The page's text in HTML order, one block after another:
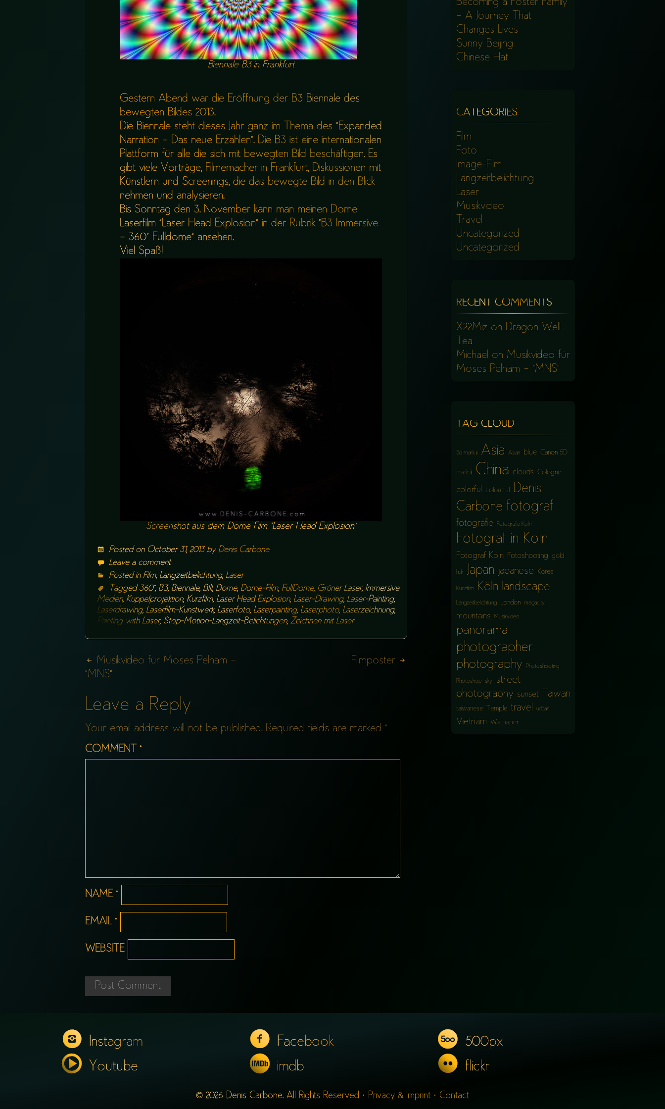
Biennale B3 in Frankfurt
Gestern Abend war die Eröffnung der B3 Biennale des
bewegten Bildes 2013.
Die Biennale steht dieses Jahr ganz im Thema des “Expanded
Narration – Das neue Erzählen”. Die B3 ist eine internationalen
Plattform für alle die sich mit bewegten Bild beschäftigen. Es
gibt viele Vorträge, Filmemacher in Frankfurt, Diskussionen mit
Künstlern und Screenings, die das bewegte Bild in den Blick
nehmen und analysieren.
Bis Sonntag den 3. November kann man meinen Dome
Laserfilm “Laser Head Explosion” in der Rubrik “B3 Immersive
– 360° Fulldome” ansehen.
Viel Spaß!
Screenshot aus dem Dome Film “Laser Head Explosion”
Posted on October 31, 2013 by Denis Carbone
Leave a comment
Posted in Film, Langzeitbelichtung, Laser
Tagged 360°, B3, Biennale, BIII, Dome, Dome-Film, FullDome, Grüner Laser, Immersive
Medien, Kuppelprojektion, Kurzfilm, Laser Head Explosion, Laser-Drawing, Laser-Painting,
Laserdrawing, Laserfilm-Kunstwerk, Laserfoto, Laserpainting, Laserphoto, Laserzeichnung,
Painting with Laser, Stop-Motion-Langzeit-Belichtungen, Zeichnen mit Laser
Post
navigation
Musikvideo für Moses Pelham –
“MNS”
Filmposter
Leave a Reply
Your email address will not be published. Required fields are marked *
COMMENT *
NAME *
EMAIL *
WEBSITE
Becoming a Foster Family
– A Journey That
Changes Lives
Sunny Beijing
Chinese Hat
CATEGORIES
Film
Foto
Image-Film
Langzeitbelichtung
Laser
Musikvideo
Travel
Uncategorized
Uncategorized
RECENT COMMENTS
X22Miz on Dragon Well
Tea
Michael on Musikvideo für
Moses Pelham – “MNS”
TAG CLOUD
5d mark iii Asia Asian blue Canon 5D
mark iii China clouds Cologne
colorful colourful
Denis
Carbone fotograf
fotografie Fotografie Köln
Fotograf in Köln
Fotograf Köln Fotoshooting gold
hdr Japan japanese Korea
Kurzfilm Köln landscape
Langzeitbelichtung London megacity
mountains Musikvideo
panorama
photographer
photography Photoshooting
Photoshop sky
street
photography sunset Taiwan
taiwanese Temple travel urban
Vietnam Wallpaper
Instagram
Youtube
Facebook
imdb
500px
flickr
© 2026 Denis Carbone. All Rights Reserved · Privacy & Imprint · Contact